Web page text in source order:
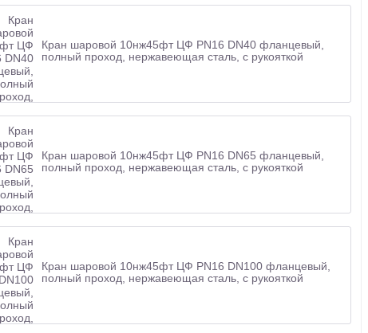
Кран шаровой 10нж45фт ЦФ PN16 DN40 фланцевый,
полный проход, нержавеющая сталь, с рукояткой
Кран шаровой 10нж45фт ЦФ PN16 DN65 фланцевый,
полный проход, нержавеющая сталь, с рукояткой
Кран шаровой 10нж45фт ЦФ PN16 DN100 фланцевый,
полный проход, нержавеющая сталь, с рукояткой